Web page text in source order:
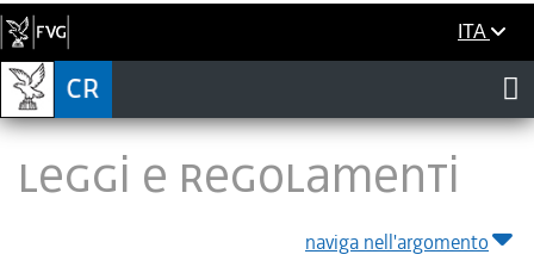
ITA
LEGGI E REGOLAMENTI
naviga nell'argomento